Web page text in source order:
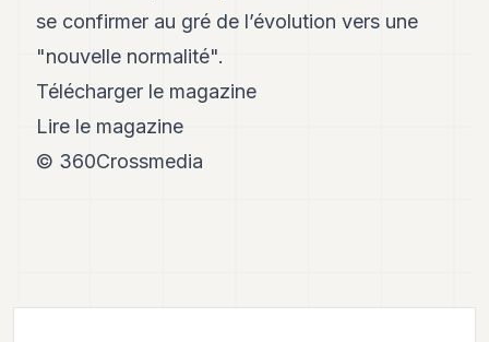
se confirmer au gré de l’évolution vers une
"nouvelle normalité".
Télécharger le magazine
Lire le magazine
© 360Crossmedia